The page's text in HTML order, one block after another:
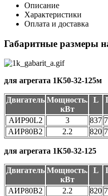
Описание
Характеристики
Оплата и доставка
Габаритные размеры
для агрегата 1К50-32-125м
Двигатель Мощность.
кВт
L
АИР90L2 3 837
АИР80В2
2.2 820
для агрегата 1К50-32-125
Двигатель Мощность.
кВт
L
АИР80В2 2.2 820